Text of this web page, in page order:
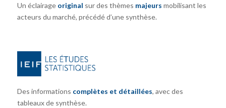
Un éclairage original sur des thèmes majeurs mobilisant les
acteurs du marché, précédé d’une synthèse.
Des informations complètes et détaillées, avec des
tableaux de synthèse.